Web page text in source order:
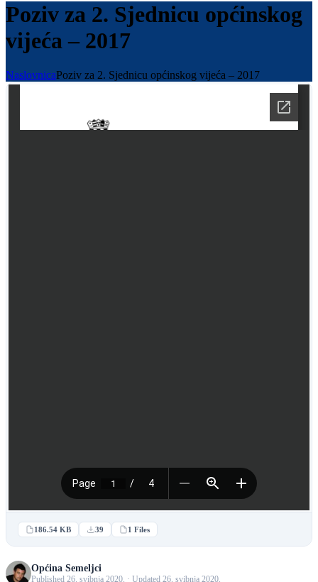
Poziv za 2. Sjednicu općinskog
vijeća – 2017
NaslovnicaPoziv za 2. Sjednicu općinskog vijeća – 2017
186.54 KB 39 1 Files
Općina Semeljci
Published 26. svibnja 2020. · Updated 26. svibnja 2020.